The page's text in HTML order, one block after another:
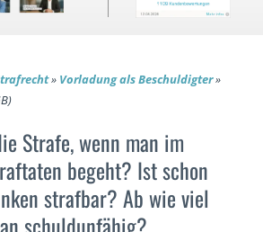
» Vorladung als Beschuldigter»
Strafe, wenn man im
begeht? Ist schon
strafbar? Ab wie viel